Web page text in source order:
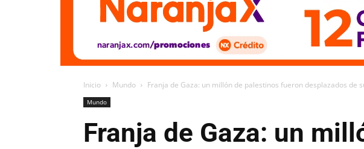
Inicio Mundo Franja de Gaza: un millón de palestinos fueron desplazados de
Mundo
Franja de Gaza: un